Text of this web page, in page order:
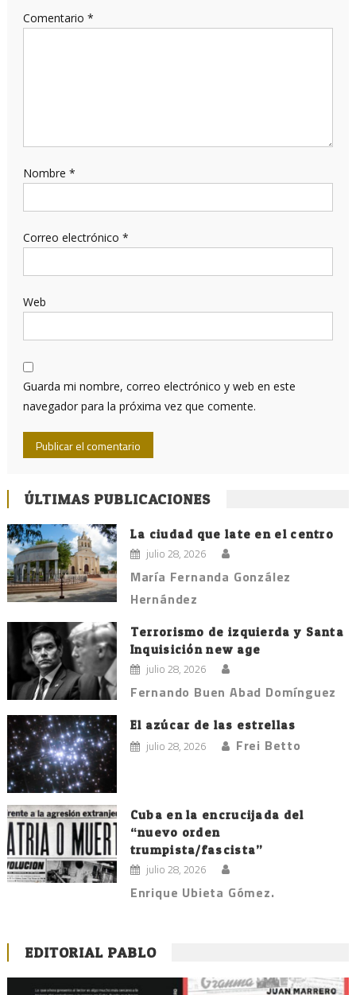
Comentario *
Nombre *
Correo electrónico *
Web
Guarda mi nombre, correo electrónico y web en este
navegador para la próxima vez que comente.
ÚLTIMAS PUBLICACIONES
La ciudad que late en el centro
julio 28, 2026
María Fernanda González
Hernández
Terrorismo de izquierda y Santa
Inquisición new age
julio 28, 2026
Fernando Buen Abad Domínguez
El azúcar de las estrellas
julio 28, 2026 Frei Betto
Cuba en la encrucijada del
“nuevo orden
trumpista/fascista”
julio 28, 2026
Enrique Ubieta Gómez.
EDITORIAL PABLO